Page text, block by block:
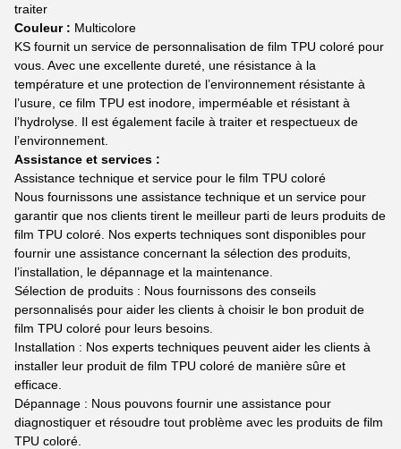
traiter
Couleur : Multicolore
KS fournit un service de personnalisation de film TPU coloré pour
vous. Avec une excellente dureté, une résistance à la
température et une protection de l’environnement résistante à
l’usure, ce film TPU est inodore, imperméable et résistant à
l’hydrolyse. Il est également facile à traiter et respectueux de
l’environnement.
Assistance et services :
Assistance technique et service pour le film TPU coloré
Nous fournissons une assistance technique et un service pour
garantir que nos clients tirent le meilleur parti de leurs produits de
film TPU coloré. Nos experts techniques sont disponibles pour
fournir une assistance concernant la sélection des produits,
l’installation, le dépannage et la maintenance.
Sélection de produits : Nous fournissons des conseils
personnalisés pour aider les clients à choisir le bon produit de
film TPU coloré pour leurs besoins.
Installation : Nos experts techniques peuvent aider les clients à
installer leur produit de film TPU coloré de manière sûre et
efficace.
Dépannage : Nous pouvons fournir une assistance pour
diagnostiquer et résoudre tout problème avec les produits de film
TPU coloré.